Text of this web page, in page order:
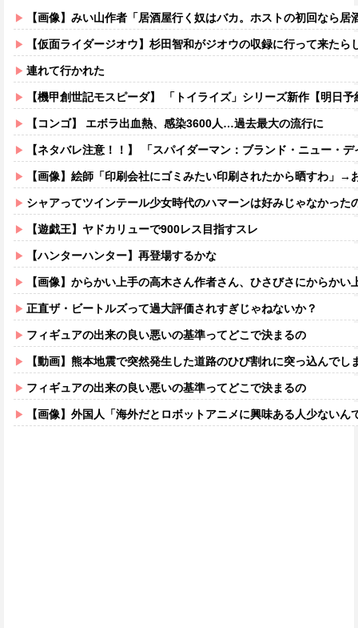
【画像】みい山作者「居酒屋行く奴はバカ。ホストの初回なら居酒屋より安く飲
【仮面ライダージオウ】杉田智和がジオウの収録に行って来たら
連れて行かれた
【機甲創世記モスピーダ】 「トイライズ」シリーズ新作【明日予
【コンゴ】 エボラ出血熱、感染3600人…過去最大の流行に
【ネタバレ注意！！】 「スパイダーマン：ブランド・ニュー・デイ」にも出てき
【画像】絵師「印刷会社にゴミみたい印刷されたから晒すわ」→
シャアってツインテール少女時代のハマーンは好みじゃなかった
【遊戯王】ヤドカリューで900レス目指すスレ
【ハンターハンター】再登場するかな
【画像】からかい上手の高木さん作者さん、ひさびさにからかい上手の高木
正直ザ・ビートルズって過大評価されすぎじゃねないか？
フィギュアの出来の良い悪いの基準ってどこで決まるの
【動画】熊本地震で突然発生した道路のひび割れに突っ込んでし
フィギュアの出来の良い悪いの基準ってどこで決まるの
【画像】外国人「海外だとロボットアニメに興味ある人少ないん